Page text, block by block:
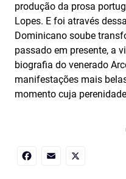
produção da prosa
Lopes. E foi através
Dominicano soube
passado em presente, a
biografia do venerado
manifestações mais
momento cuja